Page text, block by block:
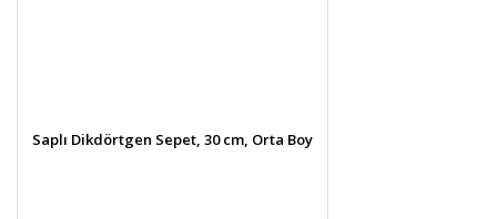
Saplı Dikdörtgen Sepet, 30 cm, Orta Boy